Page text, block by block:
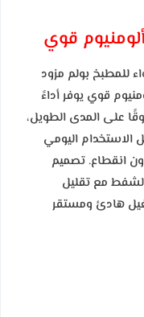
قوي
للمطبخ بولم مزود
قوي يوفر أداءً
على المدى الطويل،
الاستخدام اليومي
انقطاع. تصميم
مع تقليل
هادئ ومستقر